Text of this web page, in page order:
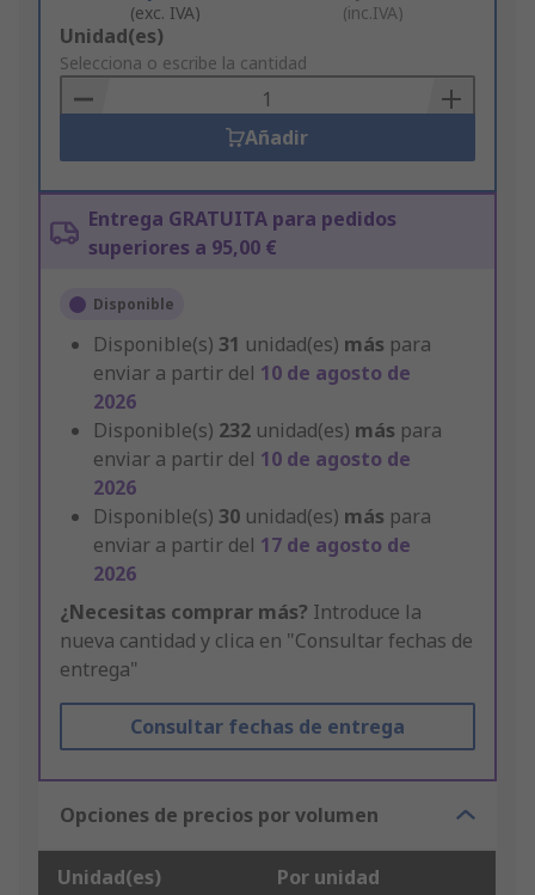
(exc. IVA) (inc.IVA)
Add
to
Basket
Unidad(es)
Selecciona o escribe la cantidad
Añadir
Entrega GRATUITA para pedidos
superiores a 95,00 €
Disponible
Disponible(s) 31 unidad(es) más para
enviar a partir del 10 de agosto de
2026
Disponible(s) 232 unidad(es) más para
enviar a partir del 10 de agosto de
2026
Disponible(s) 30 unidad(es) más para
enviar a partir del 17 de agosto de
2026
¿Necesitas comprar más? Introduce la
nueva cantidad y clica en "Consultar fechas de
entrega"
Consultar fechas de entrega
Opciones de precios por volumen
Unidad(es) Por unidad